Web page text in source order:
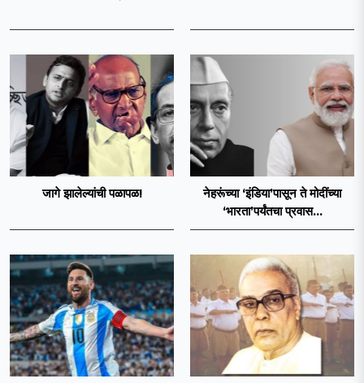
जागे झालेल्यांची पळापळ!
नेहरूंच्या ‘इंडिया’पासून ते मोदींच्या
‘भारता’पर्यंतचा प्रवास...